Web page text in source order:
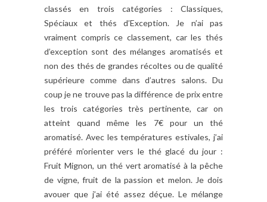
classés en trois catégories : Classiques,
Spéciaux et thés d’Exception. Je n’ai pas
vraiment compris ce classement, car les thés
d’exception sont des mélanges aromatisés et
non des thés de grandes récoltes ou de qualité
supérieure comme dans d’autres salons. Du
coup je ne trouve pas la différence de prix entre
les trois catégories très pertinente, car on
atteint quand même les 7€ pour un thé
aromatisé. Avec les températures estivales, j’ai
préféré m’orienter vers le thé glacé du jour :
Fruit Mignon, un thé vert aromatisé à la pêche
de vigne, fruit de la passion et melon. Je dois
avouer que j’ai été assez déçue. Le mélange